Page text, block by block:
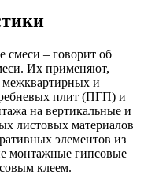
смеси – говорит об
Их применяют,
межквартирных и
плит (ПГП) и
на вертикальные и
листовых материалов
элементов из
монтажные гипсовые
клеем.